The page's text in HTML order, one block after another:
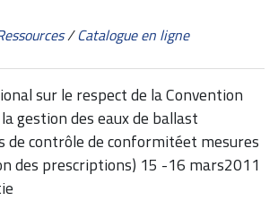
/Catalogue en ligne
sur le respect de la Convention
gestion des eaux de ballast
de contrôle de conformitéet mesures
des prescriptions) 15 -16 mars2011